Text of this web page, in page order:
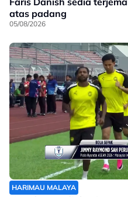
atas padang
05/08/2026
HARIMAU MALAYA